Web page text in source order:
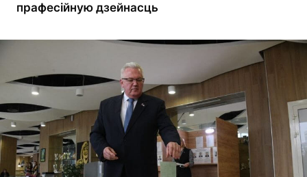
прафесійную дзейнасць